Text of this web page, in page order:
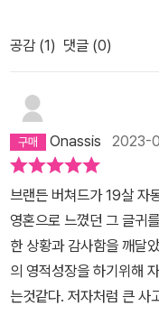
를 받는다. 둘째, 더 중요
에 얻는다. 다른 사람의 삶
이다. 단순해 보이는 이
지 사실로 인해 삶의 형태는 그
로 돈을 번다는 건 어떤
다』가 허무맹랑한 카피가
지의 가치에 따라 돈을 받
담료를 시간당 200달러
달 상담을 받으려는 사람
한계가 왔고 그래서 상담
되자 그는 시간당 5,000
그렇게 많은 돈을 지불한
중 하나이다. 그 이유는
리를 찾아 세상과 나누는
공통점을 찾게 되었다.
'나라고 왜 안되겠는가?' ​#
직한 후기입니다.
말이 저와 거리가 멀다라
고보잘 것 없다 생각하는
저가 될 수 있다는 말이
주는 것은 인간의영혼을
다.'나만의 소재를 찾고
구축할 것인지 잘 나와있
무엇에 관심을 갖고 '공부'해온 것.내게 도움을 요청해오는 바로 '그
것'.이것으로 주제를 선택
코 메신저로 성공할 수 없
반성도 하고 있습니다.제
있는 책이었네요.좀 더 의
도움이 될 책입니다.
공감 (1) 댓글 (0)
Onassis 2023-
브랜든 버쳐드가 19살 자
영혼으로 느꼈던 그 글귀
한 상황과 감사함을 깨달
의 영적성장을 하기위해
는것같다. 저자처럼 큰 사